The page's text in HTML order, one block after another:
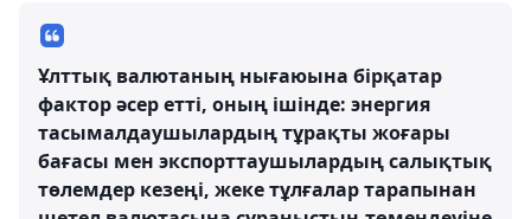
Ұлттық валютаның нығаюына бірқатар
фактор әсер етті, оның ішінде: энергия
тасымалдаушылардың тұрақты жоғары
бағасы мен экспорттаушылардың салықтық
төлемдер кезеңі, жеке тұлғалар тарапынан